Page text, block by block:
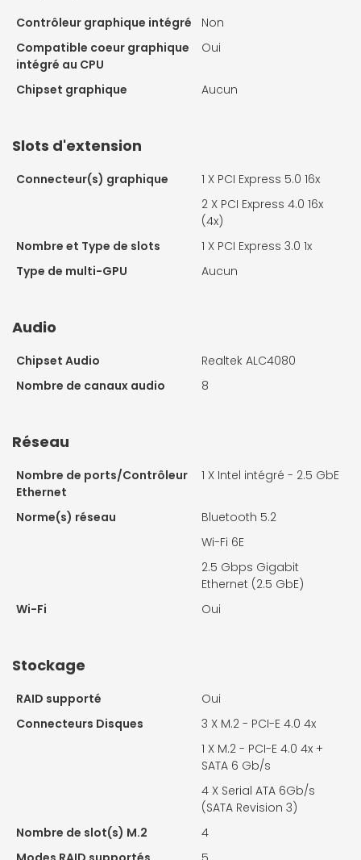
Contrôleur graphique intégré
Non
Compatible coeur graphique
intégré au CPU
Oui
Chipset graphique Aucun
Slots d'extension
Connecteur(s) graphique 1 X PCI Express 5.0 16x
2 X PCI Express 4.0 16x
(4x)
Nombre et Type de slots
1 X PCI Express 3.0 1x
Type de multi-GPU
Aucun
Audio
Chipset Audio
Realtek ALC4080
Nombre de canaux audio
8
Réseau
Nombre de ports/Contrôleur
Ethernet
1 X Intel intégré - 2.5 GbE
Norme(s) réseau
Bluetooth 5.2
Wi-Fi 6E
2.5 Gbps Gigabit
Ethernet (2.5 GbE)
Wi-Fi
Oui
Stockage
RAID supporté
Oui
Connecteurs Disques
3 X M.2 - PCI-E 4.0 4x
1 X M.2 - PCI-E 4.0 4x +
SATA 6 Gb/s
4 X Serial ATA 6Gb/s
(SATA Revision 3)
Nombre de slot(s) M.2
4